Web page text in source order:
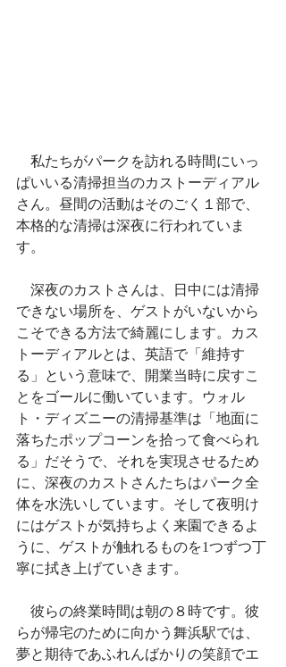
私たちがパークを訪れる時間にいっ
ぱいいる清掃担当のカストーディアル
さん。昼間の活動はそのごく１部で、
本格的な清掃は深夜に行われていま
す。
深夜のカストさんは、日中には清掃
できない場所を、ゲストがいないから
こそできる方法で綺麗にします。カス
トーディアルとは、英語で「維持す
る」という意味で、開業当時に戻すこ
とをゴールに働いています。ウォル
ト・ディズニーの清掃基準は「地面に
落ちたポップコーンを拾って食べられ
る」だそうで、それを実現させるため
に、深夜のカストさんたちはパーク全
体を水洗いしています。そして夜明け
にはゲストが気持ちよく来園できるよ
うに、ゲストが触れるものを1つずつ丁
寧に拭き上げていきます。
彼らの終業時間は朝の８時です。彼
らが帰宅のために向かう舞浜駅では、
夢と期待であふれんばかりの笑顔でエ